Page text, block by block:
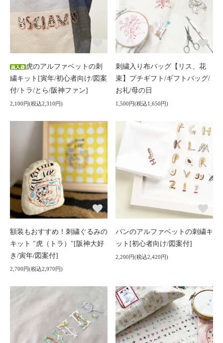
虎のアルファベットの刺
繍キット[寅年/初心者向け/図案
付/トラ/とら/阪神ファン]
2,100円(税込2,310円)
刺繍入り布バッグ【リス、花
束】プチギフト/ギフトバッグ/
お礼/母の日
1,500円(税込1,650円)
額装もおすすめ！刺繍ぐるみの
キット "虎（トラ）"[阪神大好
き/寅年/図案付]
2,700円(税込2,970円)
パンのアルファベットの刺繍キ
ット[初心者向け/図案付]
2,200円(税込2,420円)